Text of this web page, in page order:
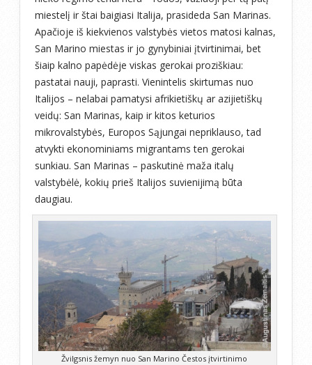
miestelį ir štai baigiasi Italija, prasideda San Marinas.
Apačioje iš kiekvienos valstybės vietos matosi kalnas,
San Marino miestas ir jo gynybiniai įtvirtinimai, bet
šiaip kalno papėdėje viskas gerokai proziškiau:
pastatai nauji, paprasti. Vienintelis skirtumas nuo
Italijos – nelabai pamatysi afrikietiškų ar azijietiškų
veidų: San Marinas, kaip ir kitos keturios
mikrovalstybės, Europos Sąjungai nepriklauso, tad
atvykti ekonominiams migrantams ten gerokai
sunkiau. San Marinas – paskutinė maža italų
valstybėlė, kokių prieš Italijos suvienijimą būta
daugiau.
Žvilgsnis žemyn nuo San Marino Čestos įtvirtinimo